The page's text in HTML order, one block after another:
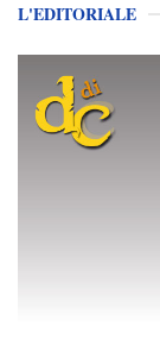
L'EDITORIALE